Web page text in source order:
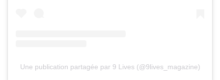
Une publication partagée par 9 Lives (@9lives_magazine)